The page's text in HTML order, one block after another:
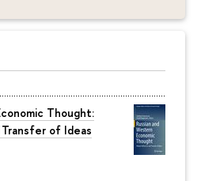
Thought:
of Ideas